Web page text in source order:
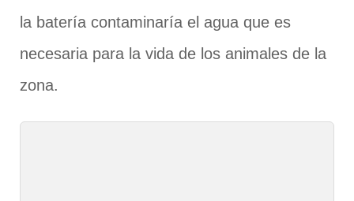
la batería contaminaría el agua que es
necesaria para la vida de los animales de la
zona.